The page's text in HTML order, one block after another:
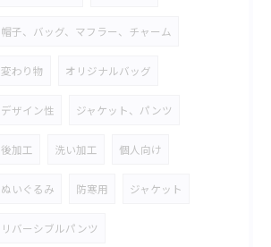
帽子、バッグ、マフラー、チャーム
変わり物 オリジナルバッグ
デザイン性 ジャケット、パンツ
後加工 洗い加工 個人向け
ぬいぐるみ 防寒用 ジャケット
リバーシブルパンツ